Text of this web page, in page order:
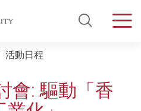
Open
活動日程
會: 驅動「香